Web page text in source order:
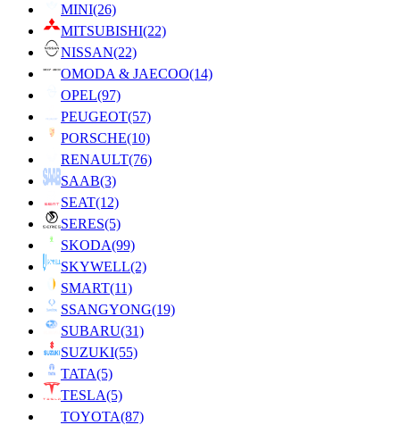
MINI(26)
MITSUBISHI(22)
NISSAN(22)
OMODA & JAECOO(14)
OPEL(97)
PEUGEOT(57)
PORSCHE(10)
RENAULT(76)
SAAB(3)
SEAT(12)
SERES(5)
SKODA(99)
SKYWELL(2)
SMART(11)
SSANGYONG(19)
SUBARU(31)
SUZUKI(55)
TATA(5)
TESLA(5)
TOYOTA(87)